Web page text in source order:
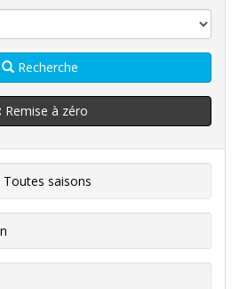
Recherche
Remise à zéro
Toutes saisons